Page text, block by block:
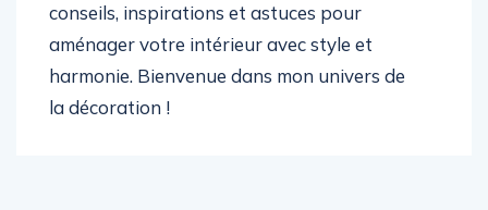
conseils, inspirations et astuces pour
aménager votre intérieur avec style et
harmonie. Bienvenue dans mon univers de
la décoration !